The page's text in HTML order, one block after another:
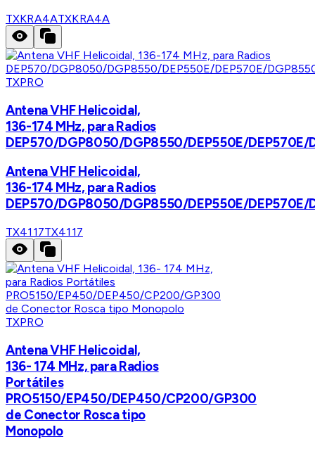
TXKRA4ATXKRA4A
TXPRO
Antena VHF Helicoidal,
136-174 MHz, para Radios
DEP570/DGP8050/DGP8550/DEP550E/DEP570E/
Antena VHF Helicoidal,
136-174 MHz, para Radios
DEP570/DGP8050/DGP8550/DEP550E/DEP570E/
TX4117TX4117
TXPRO
Antena VHF Helicoidal,
136- 174 MHz, para Radios
Portátiles
PRO5150/EP450/DEP450/CP200/GP300
de Conector Rosca tipo
Monopolo